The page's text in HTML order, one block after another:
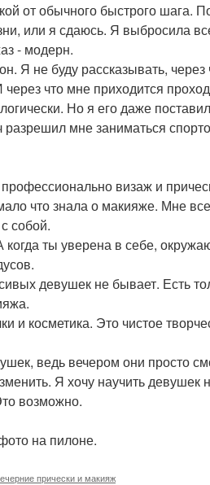
от обычного быстрого шага.
или я сдаюсь. Я выбросила
- модерн.
Я не буду рассказывать,
что мне приходится
Но я его даже
мне заниматься
визаж и
что знала о макияже. Мне
собой.
ты уверена в себе,
девушек не бывает. Есть
и косметика. Это чистое
ведь вечером они просто
Я хочу научить
возможно.
на пилоне.
прически и макияж